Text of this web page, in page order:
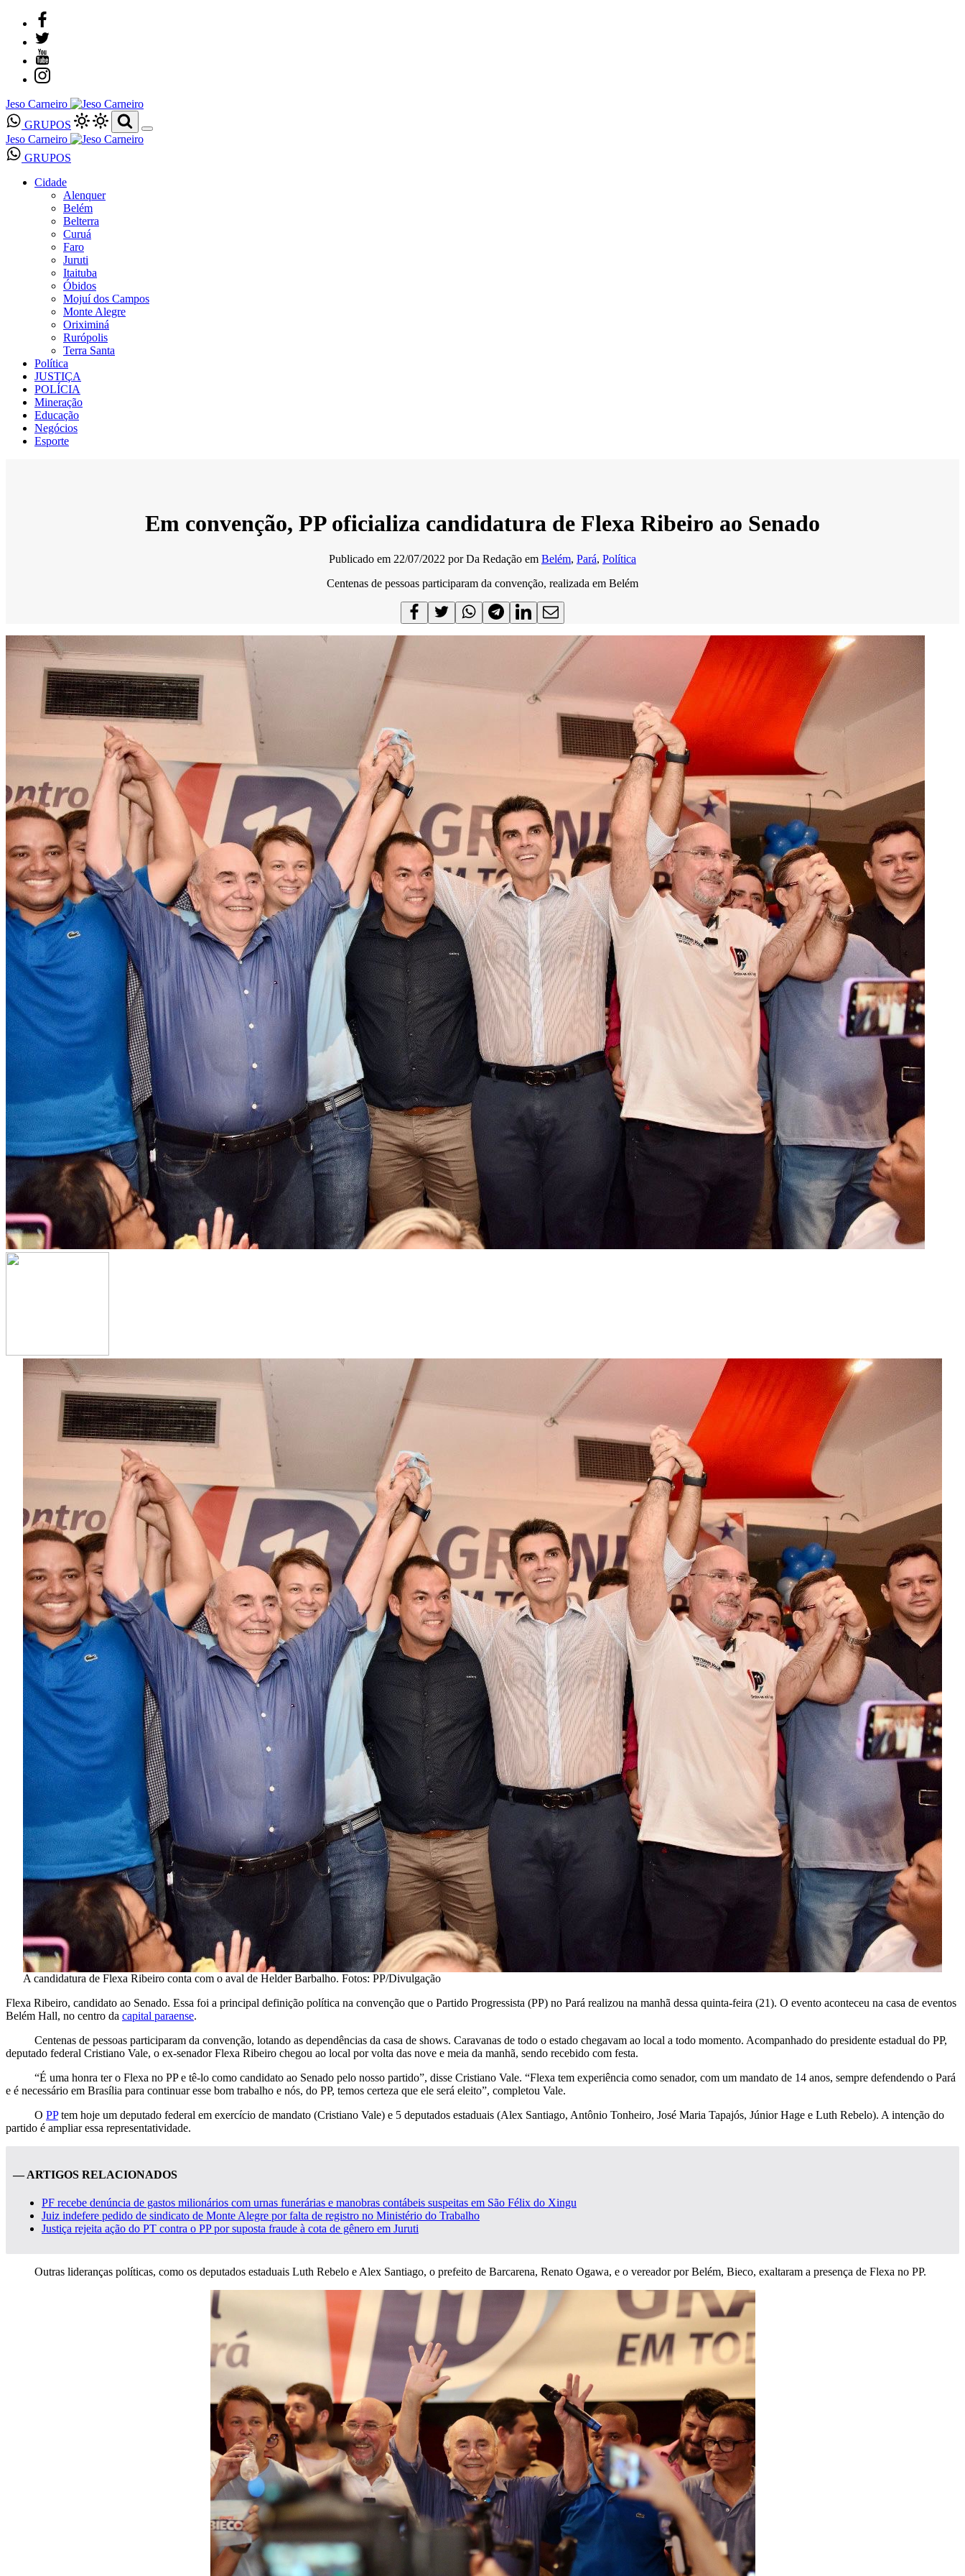
Jeso Carneiro
GRUPOS
Jeso Carneiro
GRUPOS
Cidade
Alenquer
Belém
Belterra
Curuá
Faro
Juruti
Itaituba
Óbidos
Mojuí dos Campos
Monte Alegre
Oriximiná
Rurópolis
Terra Santa
Política
JUSTIÇA
POLÍCIA
Mineração
Educação
Negócios
Esporte
Em convenção, PP oficializa candidatura de Flexa Ribeiro ao Senado
Publicado em 22/07/2022 porDa Redação em Belém, Pará, Política
Centenas de pessoas participaram da convenção, realizada em Belém
A candidatura de Flexa Ribeiro conta com o aval de Helder Barbalho. Fotos: PP/Divulgação
Flexa Ribeiro, candidato ao Senado. Essa foi a principal definição política na convenção que o Partido Progressista (PP) no Pará realizou na manhã dessa quinta-feira (21). O evento aconteceu na casa de eventos
Belém Hall, no centro da capital paraense.
Centenas de pessoas participaram da convenção, lotando as dependências da casa de shows. Caravanas de todo o estado chegavam ao local a todo momento. Acompanhado do presidente estadual do PP,
deputado federal Cristiano Vale, o ex-senador Flexa Ribeiro chegou ao local por volta das nove e meia da manhã, sendo recebido com festa.
“É uma honra ter o Flexa no PP e tê-lo como candidato ao Senado pelo nosso partido”, disse Cristiano Vale. “Flexa tem experiência como senador, com um mandato de 14 anos, sempre defendendo o Pará
e é necessário em Brasília para continuar esse bom trabalho e nós, do PP, temos certeza que ele será eleito”, completou Vale.
O PPtem hoje um deputado federal em exercício de mandato (Cristiano Vale) e 5 deputados estaduais (Alex Santiago, Antônio Tonheiro, José Maria Tapajós, Júnior Hage e Luth Rebelo). A intenção do
partido é ampliar essa representatividade.
— ARTIGOS RELACIONADOS
PF recebe denúncia de gastos milionários com urnas funerárias e manobras contábeis suspeitas em São Félix do Xingu
Juiz indefere pedido de sindicato de Monte Alegre por falta de registro no Ministério do Trabalho
Justiça rejeita ação do PT contra o PP por suposta fraude à cota de gênero em Juruti
Outras lideranças políticas, como os deputados estaduais Luth Rebelo e Alex Santiago, o prefeito de Barcarena, Renato Ogawa, e o vereador por Belém, Bieco, exaltaram a presença de Flexa no PP.